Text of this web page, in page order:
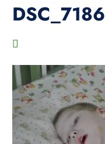
DSC_7186